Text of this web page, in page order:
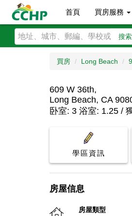
首頁 買房服務
搜索
買房 Long Beach
609 W 36th,
Long Beach, CA
卧室: 3 浴室: 1.25 /
學區資訊
房屋信息
房屋類型